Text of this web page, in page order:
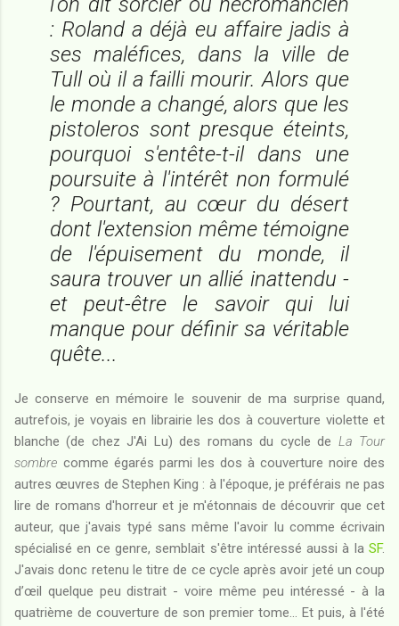
: Roland a déjà eu affaire jadis à
ses maléfices, dans la ville de
Tull où il a failli mourir. Alors que
le monde a changé, alors que les
pistoleros sont presque éteints,
pourquoi s'entête-t-il dans une
poursuite à l'intérêt non formulé
? Pourtant, au cœur du désert
dont l'extension même témoigne
de l'épuisement du monde, il
saura trouver un allié inattendu -
et peut-être le savoir qui lui
manque pour définir sa véritable
quête...
Je conserve en mémoire le souvenir de ma surprise quand,
autrefois, je voyais en librairie les dos à couverture violette et
blanche (de chez J'Ai Lu) des romans du cycle de La Tour
sombre comme égarés parmi les dos à couverture noire des
autres œuvres de Stephen King : à l'époque, je préférais ne pas
lire de romans d'horreur et je m'étonnais de découvrir que cet
auteur, que j'avais typé sans même l'avoir lu comme écrivain
spécialisé en ce genre, semblait s'être intéressé aussi à la SF.
J'avais donc retenu le titre de ce cycle après avoir jeté un coup
d’œil quelque peu distrait - voire même peu intéressé - à la
quatrième de couverture de son premier tome... Et puis, à l'été